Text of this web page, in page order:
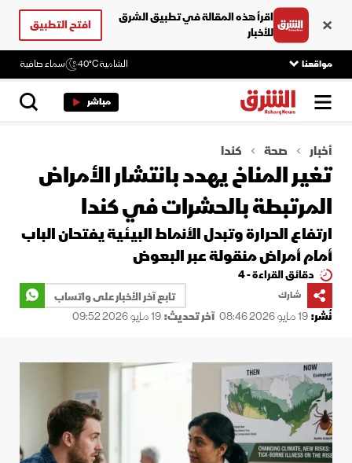
اقرأ هذه المقالة في تطبيق الشرق
للأخبار
افتح التطبيق
مواقعنا الشامية40°C سماء صافية
مباشر
أخبار صحة كندا
تغير المناخ يهدد بانتشار الأمراض
المرتبطة بالحشرات في كندا
ارتفاع الحرارة وتبدل الأنماط البيئية يفتحان الباب
أمام أمراض منقولة عبر البعوض
دقائق القراءة - 4
شارك
تابع آخر الأخبار على واتساب
نُشر:19 مايو 2026 08:46 آخر تحديث:19 مايو 2026 09:52